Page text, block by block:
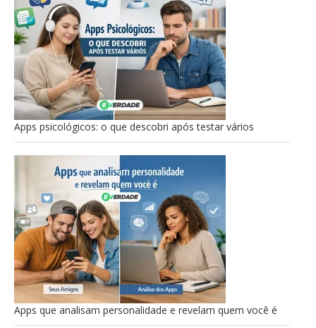
Apps psicológicos: o que descobri após testar vários
Apps que analisam personalidade e revelam quem você é